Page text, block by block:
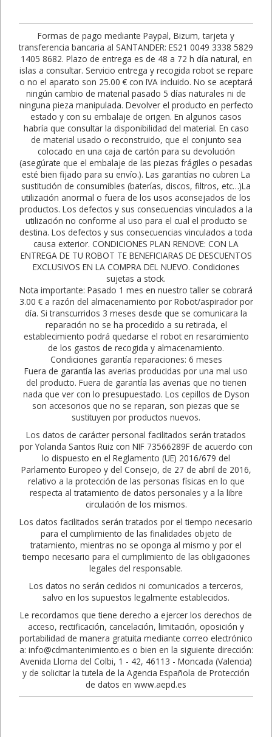
Formas de pago mediante Paypal, Bizum, tarjeta y
transferencia bancaria al SANTANDER: ES21 0049 3338 5829
1405 8682. Plazo de entrega es de 48 a 72 h día natural, en
islas a consultar. Servicio entrega y recogida robot se repare
o no el aparato son 25.00 € con IVA incluido. No se aceptará
ningún cambio de material pasado 5 días naturales ni de
ninguna pieza manipulada. Devolver el producto en perfecto
estado y con su embalaje de origen. En algunos casos
habría que consultar la disponibilidad del material. En caso
de material usado o reconstruido, que el conjunto sea
colocado en una caja de cartón para su devolución
(asegúrate que el embalaje de las piezas frágiles o pesadas
esté bien fijado para su envío.). Las garantías no cubren La
sustitución de consumibles (baterías, discos, filtros, etc…)La
utilización anormal o fuera de los usos aconsejados de los
productos. Los defectos y sus consecuencias vinculados a la
utilización no conforme al uso para el cual el producto se
destina. Los defectos y sus consecuencias vinculados a toda
causa exterior. CONDICIONES PLAN RENOVE: CON LA
ENTREGA DE TU ROBOT TE BENEFICIARAS DE DESCUENTOS
EXCLUSIVOS EN LA COMPRA DEL NUEVO. Condiciones
sujetas a stock.
Nota importante: Pasado 1 mes en nuestro taller se cobrará
3.00 € a razón del almacenamiento por Robot/aspirador por
día. Si transcurridos 3 meses desde que se comunicara la
reparación no se ha procedido a su retirada, el
establecimiento podrá quedarse el robot en resarcimiento
de los gastos de recogida y almacenamiento.
Condiciones garantía reparaciones: 6 meses
Fuera de garantía las averias producidas por una mal uso
del producto. Fuera de garantía las averias que no tienen
nada que ver con lo presupuestado. Los cepillos de Dyson
son accesorios que no se reparan, son piezas que se
sustituyen por productos nuevos.
Los datos de carácter personal facilitados serán tratados
por Yolanda Santos Ruiz con NIF 73566289F de acuerdo con
lo dispuesto en el Reglamento (UE) 2016/679 del
Parlamento Europeo y del Consejo, de 27 de abril de 2016,
relativo a la protección de las personas físicas en lo que
respecta al tratamiento de datos personales y a la libre
circulación de los mismos.
Los datos facilitados serán tratados por el tiempo necesario
para el cumplimiento de las finalidades objeto de
tratamiento, mientras no se oponga al mismo y por el
tiempo necesario para el cumplimiento de las obligaciones
legales del responsable.
Los datos no serán cedidos ni comunicados a terceros,
salvo en los supuestos legalmente establecidos.
Le recordamos que tiene derecho a ejercer los derechos de
acceso, rectificación, cancelación, limitación, oposición y
portabilidad de manera gratuita mediante correo electrónico
a: info@cdmantenimiento.es o bien en la siguiente dirección:
Avenida Lloma del Colbi, 1 - 42, 46113 - Moncada (Valencia)
y de solicitar la tutela de la Agencia Española de Protección
de datos en www.aepd.es